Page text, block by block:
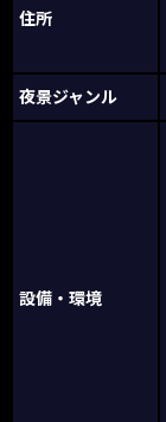
住所
夜景ジャンル
設備・環境